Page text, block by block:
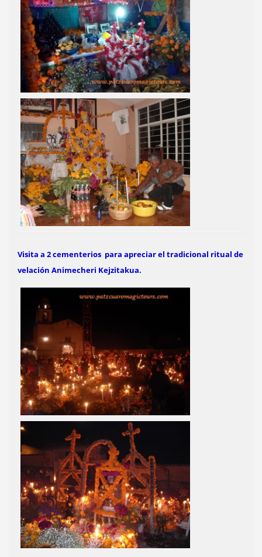
Visita a 2 cementerios para apreciar el tradicional ritual de
velación Animecheri Kejzitakua.